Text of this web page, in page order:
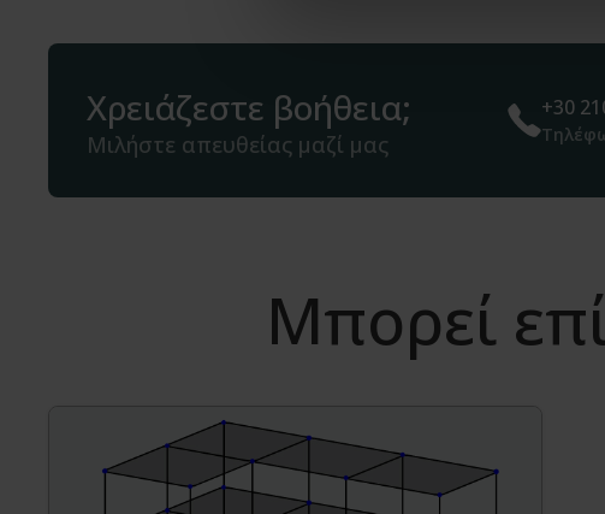
Χρειάζεστε βοήθεια;
Μιλήστε απευθείας μαζί μας
+30
Μπορεί